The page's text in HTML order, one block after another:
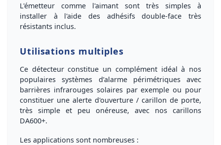
L'émetteur comme l'aimant sont très simples à
installer à l'aide des adhésifs double-face très
résistants inclus.
Utilisations multiples
Ce détecteur constitue un complément idéal à nos
populaires systèmes d’alarme périmétriques avec
barrières infrarouges solaires par exemple ou pour
constituer une alerte d'ouverture / carillon de porte,
très simple et peu onéreuse, avec nos carillons
DA600+.
Les applications sont nombreuses :